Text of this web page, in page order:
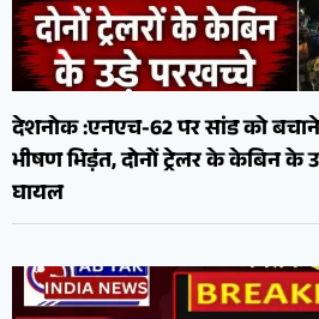
देशनोक :एनएच-62 पर सांड को
भीषण भिड़ंत, दोनों ट्रेलर के केबिन के
घायल